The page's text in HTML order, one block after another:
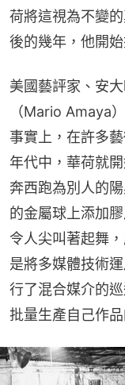
荷將這視為不變
後的幾年，他開
美國藝評家、安
（Mario Amaya
事實上，在許多
年代中，華荷就
奔西跑為別人的
的金屬球上添加
令人尖叫著起舞
是將多媒體技術
行了混合媒介的
批量生產自己作